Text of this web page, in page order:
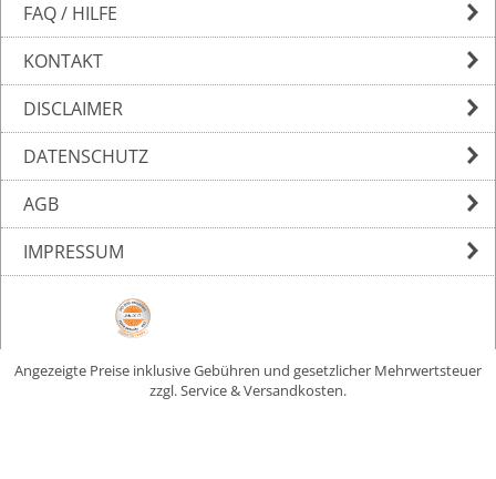
FAQ / HILFE
KONTAKT
DISCLAIMER
DATENSCHUTZ
AGB
IMPRESSUM
Angezeigte Preise inklusive Gebühren und gesetzlicher Mehrwertsteuer
zzgl. Service & Versandkosten.